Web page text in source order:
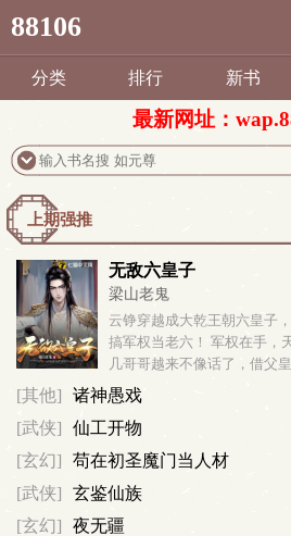
88106
分类 排行 新书
最新网址：
上期强推
无敌六皇子
梁山老鬼
云铮穿越成大乾王朝六皇子
搞军权当老六！ 军权在手，
几哥哥越来不像话了，借父
老弟，有话好好说，别带着
殿下，你觉得微臣那小女儿怎
[其他]
诸神愚戏
[武侠]
仙工开物
[玄幻]
苟在初圣魔门当人材
[武侠]
玄鉴仙族
[玄幻]
夜无疆